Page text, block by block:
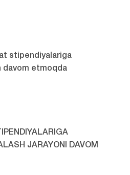
stipendiyalariga
davom etmoqda
JARAYONI DAVOM